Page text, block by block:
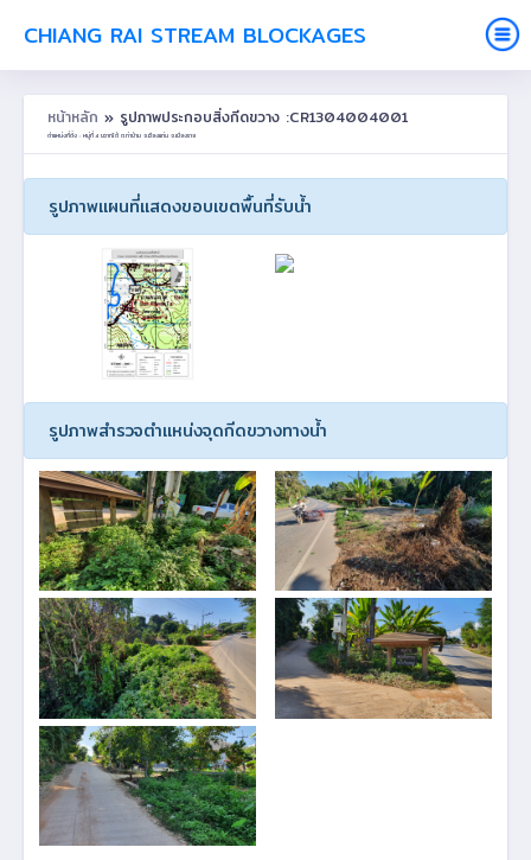
CHIANG RAI STREAM BLOCKAGES
หน้าหลัก » รูปภาพประกอบสิ่งกีดขวาง :CR1304004001
ตำแหน่งที่ตั้ง : หมู่ที่ 4 ขวากใต้ ต.ท่าข้าม อ.เวียงแก่น จ.เชียงราย
รูปภาพแผนที่แสดงขอบเขตพื้นที่รับน้ำ
รูปภาพสำรวจตำแหน่งจุดกีดขวางทางน้ำ